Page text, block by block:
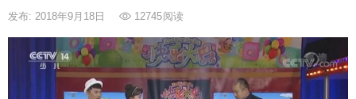
发布: 2018年9月18日 12745阅读